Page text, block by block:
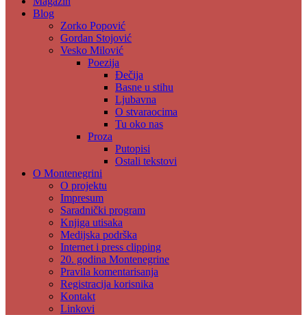
Blog
Zorko Popović
Gordan Stojović
Vesko Milović
Poezija
Đečija
Basne u stihu
Ljubavna
O stvaraocima
Tu oko nas
Proza
Putopisi
Ostali tekstovi
O Montenegrini
O projektu
Impresum
Saradnički program
Knjiga utisaka
Medijska podrška
Internet i press clipping
20. godina Montenegrine
Pravila komentarisanja
Registracija korisnika
Kontakt
Linkovi